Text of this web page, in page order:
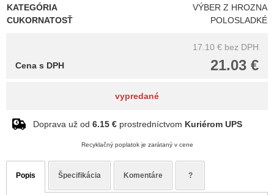
KATEGÓRIA
VÝBER Z HROZNA
CUKORNATOSŤ
POLOSLADKÉ
17.10 € bez DPH
21.03 €
Cena s DPH
vypredané
Doprava už od 6.15 € prostredníctvom Kuriérom UPS
Recyklačný poplatok je zarátaný v cene
Popis Špecifikácia Komentáre ?